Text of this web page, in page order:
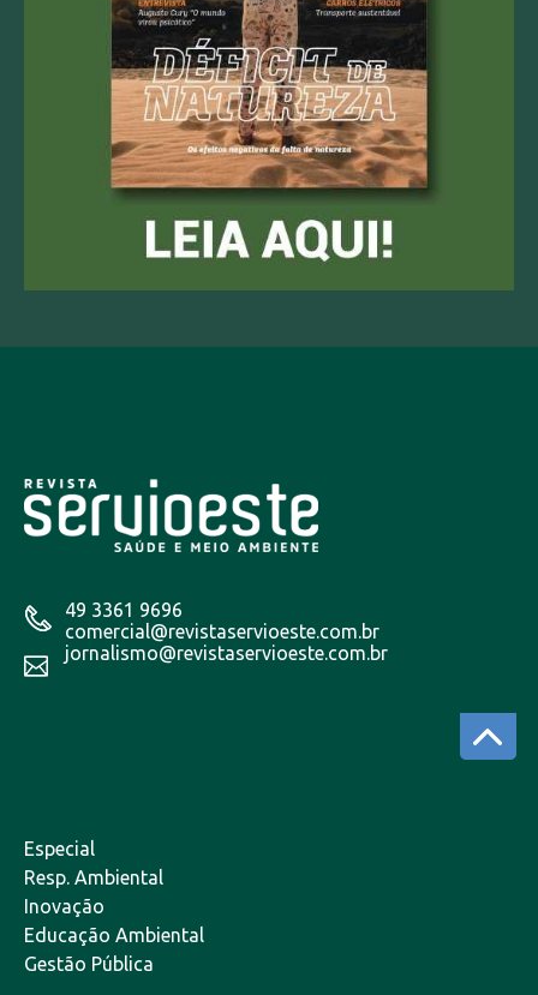
49 3361 9696
comercial@revistaservioeste.com.br
jornalismo@revistaservioeste.com.br
Especial
Resp. Ambiental
Inovação
Educação Ambiental
Gestão Pública